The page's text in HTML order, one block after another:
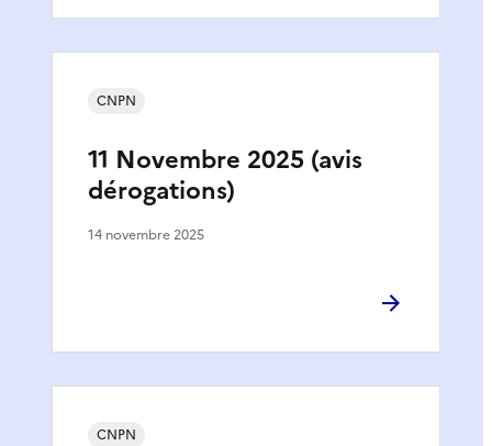
11 Novembre 2025 (avis
dérogations)
CNPN
14 novembre 2025
CNPN